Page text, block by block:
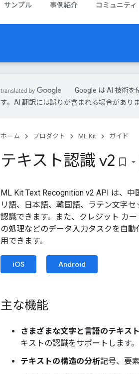
サンプル 事例紹介 コミュニティ
Google は AI 技術
す。AI 翻訳には誤りが含まれる場合がありま
ホーム プロダクト ML Kit ガイド
テキスト認識 v2 bookmark_border
ML Kit Text Recognition v2 API は、中
リ語、日本語、韓国語、ラテン文字セ
認識できます。また、クレジット カー
の処理などのデータ入力タスクを自
用できます。
iOS Android
主な機能
さまざまな文字と言語のテキス
キストの認識をサポートします。
テキストの構造の分析記号、要